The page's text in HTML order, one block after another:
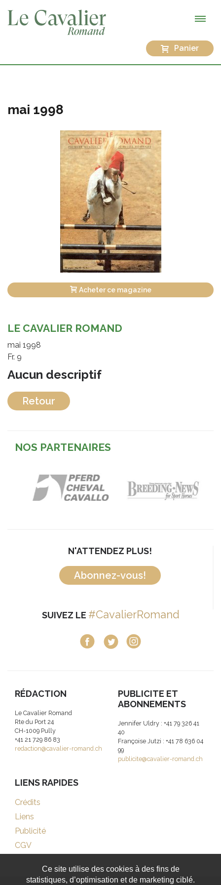
Panier
mai 1998
Acheter ce magazine
LE CAVALIER ROMAND
mai 1998
Fr. 9
Aucun descriptif
Retour
NOS PARTENAIRES
N'ATTENDEZ PLUS!
Abonnez-vous!
SUIVEZ LE #CavalierRomand
RÉDACTION
Le Cavalier Romand
Rte du Port 24
CH-1009 Pully
+41 21 729 86 83
redaction@cavalier-romand.ch
PUBLICITE ET
ABONNEMENTS
Jennifer Uldry : +41 79 326 41
40
Françoise Jutzi : +41 78 636 04
99
publicite@cavalier-romand.ch
LIENS RAPIDES
Crédits
Liens
Publicité
CGV
Ce site utilise des cookies à des fins de
statistiques, d’optimisation et de marketing ciblé.